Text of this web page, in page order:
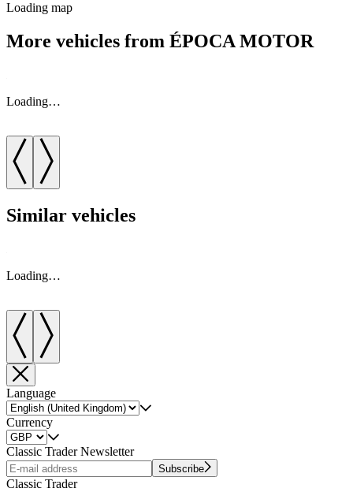
Loading map
More vehicles from ÉPOCA MOTOR
Loading…
Similar vehicles
Loading…
Language
Currency
Classic Trader Newsletter
Subscribe
Classic Trader